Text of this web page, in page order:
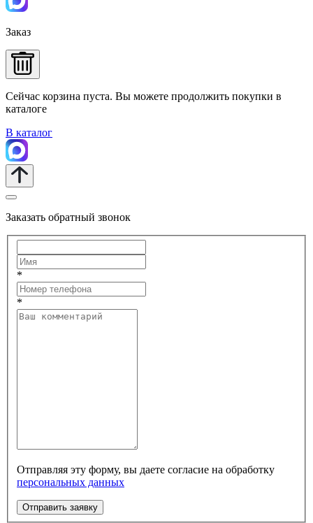
Заказ
Сейчас корзина пуста. Вы можете продолжить покупки в
каталоге
В каталог
Заказать обратный звонок
*
*
Отправляя эту форму, вы даете согласие на обработку
персональных данных
Отправить заявку